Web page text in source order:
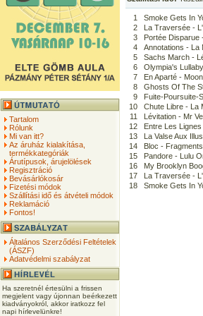
Tartalom
Rólunk
Mi van itt?
Az áruház kialakítása,
termékkategóriák
Árutípusok, árujelölések
Regisztráció
Bevásárlókosár
Fizetési módok
Szállítási idő és átvételi módok
Reklamáció
Fontos!
Általános Szerződési Feltételek
(ÁSZF)
Adatvédelmi szabályzat
Ha szeretnél értesülni a frissen
megjelent vagy újonnan beérkezett
kiadványokról, akkor iratkozz fel
napi hírlevelünkre!
1
Smoke Gets In
2
La Traversée -
3
Portée Disparue
4
Annotations - La
5
Sachs March -
6
Olympia's
7
En Aparté -
8
Ghosts Of The
9
Fuite-Poursuite-
10
Chute Libre - La
11
Lévitation - Mr
12
Entre Les
13
La Valse Aux
14
Bloc -
15
Pandore - Lulu
16
My Brooklyn
17
La Traversée -
18
Smoke Gets In